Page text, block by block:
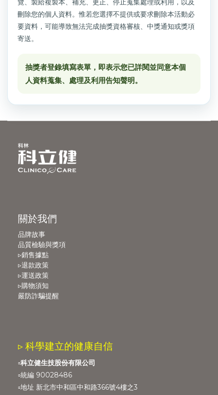
覽、製給複製本、補充、更正、停止蒐集處理或利用，以及
刪除您的個人資料。惟若您選擇不提供或要求刪除本活動必
要資料，可能導致無法完成抽獎資格審核、中獎通知或獎項
寄送。
抽獎者登錄填寫表單，即表示您已詳閱並同意本個
人資料蒐集、處理及利用告知聲明。
關於我們
品牌故事
品質檢驗與獎項
▹銷售據點
▹退款政策
▹運送政策
▹購物須知
嚴防詐騙提醒
▹ 科學建立的健康自信
▫️科立健生技股份有限公司
▫️統編 90028486
▫️地址 新北市中和區中和路366號4樓之3